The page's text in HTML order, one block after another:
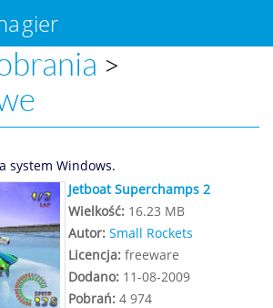
gier
>
system Windows.
Jetboat Superchamps 2
Wielkość: 16.23 MB
Autor: Small Rockets
Licencja: freeware
Dodano: 11-08-2009
Pobrań: 4 974